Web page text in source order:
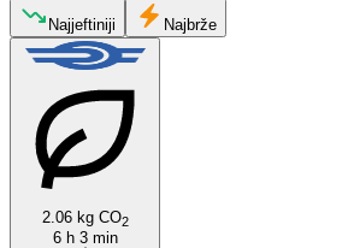
Papa
Najjeftiniji Najbrže
2.06 kg CO2
6 h 3 min